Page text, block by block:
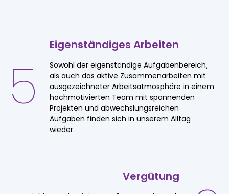
5
Eigenständiges Arbeiten
Sowohl der eigenständige Aufgabenbereich,
als auch das aktive Zusammenarbeiten mit
ausgezeichneter Arbeitsatmosphäre in einem
hochmotivierten Team mit spannenden
Projekten und abwechslungsreichen
Aufgaben finden sich in unserem Alltag
wieder.
Vergütung